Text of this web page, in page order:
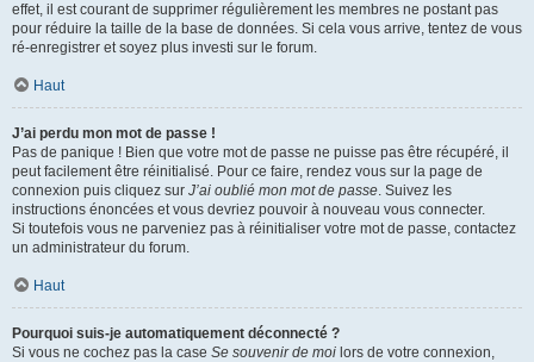
effet, il est courant de supprimer régulièrement les membres ne postant pas
pour réduire la taille de la base de données. Si cela vous arrive, tentez de vous
ré-enregistrer et soyez plus investi sur le forum.
Haut
J’ai perdu mon mot de passe !
Pas de panique ! Bien que votre mot de passe ne puisse pas être récupéré, il
peut facilement être réinitialisé. Pour ce faire, rendez vous sur la page de
connexion puis cliquez sur J’ai oublié mon mot de passe. Suivez les
instructions énoncées et vous devriez pouvoir à nouveau vous connecter.
Si toutefois vous ne parveniez pas à réinitialiser votre mot de passe, contactez
un administrateur du forum.
Haut
Pourquoi suis-je automatiquement déconnecté ?
Si vous ne cochez pas la case Se souvenir de moi lors de votre connexion,